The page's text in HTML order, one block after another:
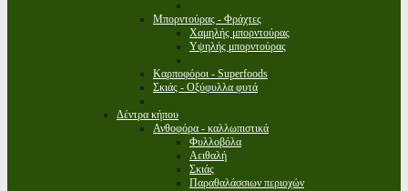
Μπορντούρας - Φράχτες
Χαμηλής μπορντούρας
Υψηλής μπορντούρας
Καρποφόροι - Superfoods
Σκιάς - Οξύφυλλα φυτά
Δέντρα κήπου
Ανθοφόρα - καλλωπιστικά
Φυλλοβόλα
Αειθαλή
Σκιάς
Παραθαλάσσιων περιοχών